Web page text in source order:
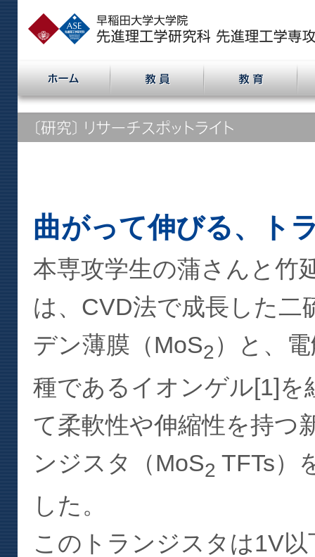
曲がって伸びる、ト
本専攻学生の蒲さんと竹
は、CVD法で成長した二
デン薄膜（MoS2）と、
種であるイオンゲル[1]を
て柔軟性や伸縮性を持つ
ンジスタ（MoS2 TFTs）
した。
このトランジスタは1V